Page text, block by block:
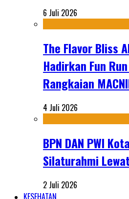
6 Juli 2026
The Flavor Bliss
Hadirkan Fun
Rangkaian
4 Juli 2026
BPN DAN PWI
Silaturahmi
2 Juli 2026
KESEHATAN